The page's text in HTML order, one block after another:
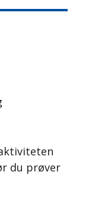
du prøver